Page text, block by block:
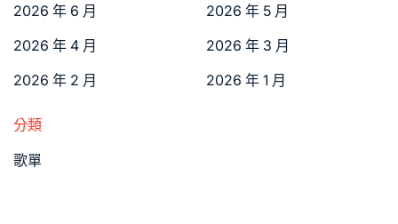
2026 年 6 月
2026 年 5 月
2026 年 4 月
2026 年 3 月
2026 年 2 月
2026 年 1 月
分類
歌單